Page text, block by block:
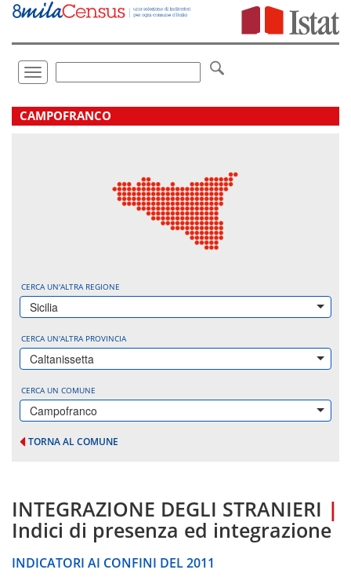
Vai
direttamente
Toggle
navigation
.
CAMPOFRANCO
CERCA UN'ALTRA REGIONE
Sicilia
CERCA UN'ALTRA PROVINCIA
Caltanissetta
CERCA UN COMUNE
Campofranco
TORNA AL COMUNE
INTEGRAZIONE DEGLI STRANIERI |
Indici di presenza ed integrazione
INDICATORI AI CONFINI DEL 2011